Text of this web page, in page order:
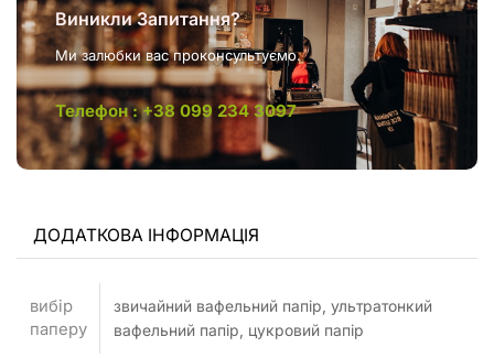
Виникли Запитання?
Ми залюбки вас проконсультуємо.
Телефон : +38 099 234 3097
ДОДАТКОВА ІНФОРМАЦІЯ
вибір
паперу
звичайний вафельний папір, ультратонкий
вафельний папір, цукровий папір